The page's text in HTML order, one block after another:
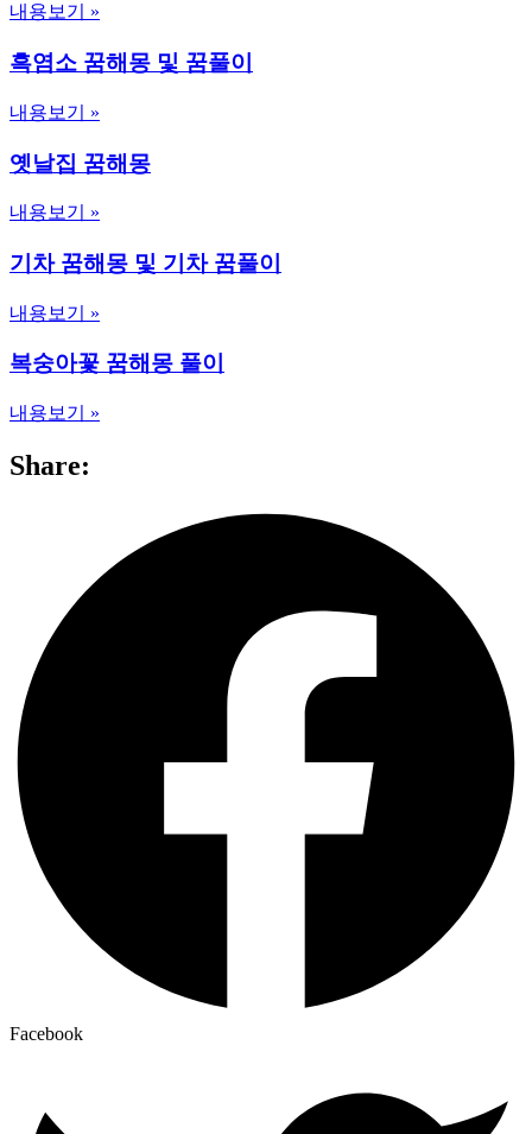
내용보기 »
흑염소 꿈해몽 및 꿈풀이
내용보기 »
옛날집 꿈해몽
내용보기 »
기차 꿈해몽 및 기차 꿈풀이
내용보기 »
복숭아꽃 꿈해몽 풀이
내용보기 »
Share:
Facebook